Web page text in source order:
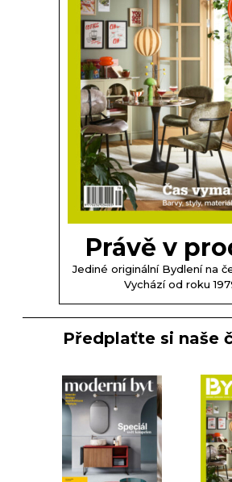
Právě v
Jediné originální Bydlení na
Vychází od roku
Předplaťte si naše